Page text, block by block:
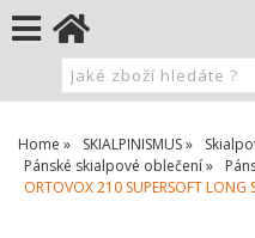
Home SKIALPINISMUS
Pánské skialpové oblečení
ORTOVOX 210 SUPERSOFT